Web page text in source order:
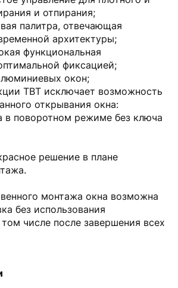
и отпирания;
палитра, отвечающая
архитектуры;
функциональная
фиксацией;
окон;
TBT исключает возможность
открывания окна:
в поворотном режиме без ключа
решение в плане
монтажа окна возможна
без использования
числе после завершения всех